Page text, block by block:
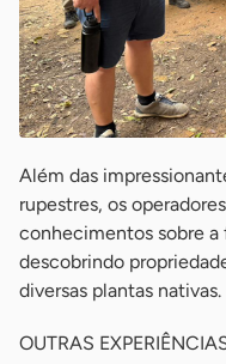
Além das
rupestres, os
conhecimentos sobre
descobrindo
diversas plantas nativas.
OUTRAS